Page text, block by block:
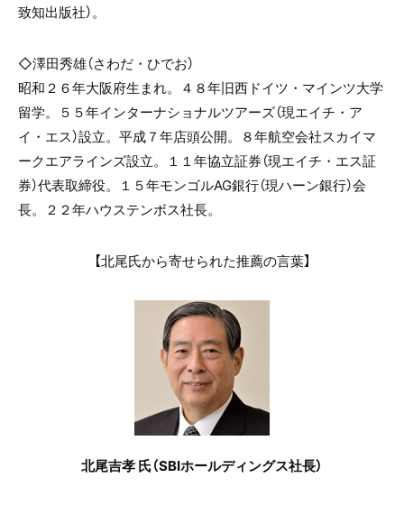
致知出版社）。
◇澤田秀雄（さわだ・ひでお）
昭和２６年大阪府生まれ。４８年旧西ドイツ・マインツ大学
留学。５５年インターナショナルツアーズ（現エイチ・ア
イ・エス）設立。平成７年店頭公開。８年航空会社スカイマ
ークエアラインズ設立。１１年協立証券（現エイチ・エス証
券）代表取締役。１５年モンゴルAG銀行（現ハーン銀行）会
長。２２年ハウステンボス社長。
【北尾氏から寄せられた推薦の言葉】
北尾吉孝 氏（SBIホールディングス社長）